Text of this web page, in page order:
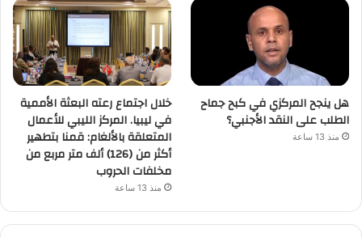
هل ينجح المركزي في كبح جماح
الطلب على النقد الأجنبي؟
منذ 13 ساعة
خلال اجتماع رعته البعثة الأممية
في ليبيا. المركز الليبي للأعمال
المتعلقة بالألغام: قمنا بتطهير
أكثر من (126) ألف متر مربع من
مخلفات الحروب
منذ 13 ساعة